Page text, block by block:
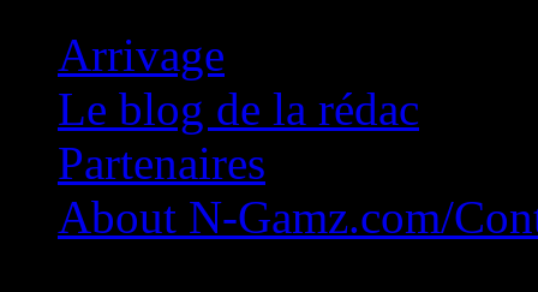
Arrivage
Le blog de la rédac
Partenaires
About N-Gamz.com/